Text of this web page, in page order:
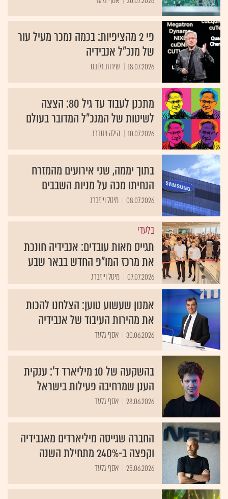
פי 2 מהציפיות: בכמה נמכר מעיל עור
של מנכ"ל אנבידיה
18.07.2026 שירות גלובס
מתכנן לעבוד עד גיל 80: הצצה
לשיטות של המנכ״ל המדובר בעולם
10.07.2026 הילה ויסברג
בתוך יממה, שני אירועים מהמזרח
הנחיתו מכה על מניות השבבים
08.07.2026 מיטל וייזברג
בלעדי
תגייס מאות עובדים: אנבידיה חונכת
את מרכז המו"פ החדש בבאר שבע
07.07.2026 מיטל וייזברג
אמנון שעשוע טוען: הצלחנו להכות
את מהירות העיבוד של אנבידיה
30.06.2026 אסף גלעד
בהשקעה של 10 מיליארד ד': ענקית
הענן שמרחיבה פעילות בישראל
28.06.2026 אסף גלעד
החברה שגייסה מיליארדים מאנבידיה
וקפצה ב-240% מתחילת השנה
25.06.2026 אסף גלעד